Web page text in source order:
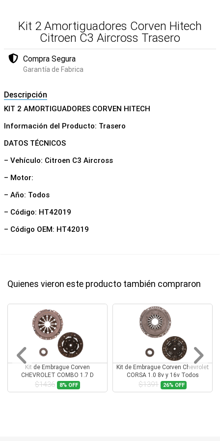
Kit 2 Amortiguadores Corven Hitech
Citroen C3 Aircross Trasero
Compra Segura
Garantía de Fabrica
Descripción
KIT 2 AMORTIGUADORES CORVEN HITECH
Información del Producto: Trasero
DATOS TÉCNICOS
– Vehículo: Citroen C3 Aircross
– Motor:
– Año: Todos
– Código: HT42019
– Código OEM: HT42019
Quienes vieron este producto también compraron
Kit de Embrague Corven
CHEVROLET COMBO 1.7 D
$1436 8% OFF
Kit de Embrague Corven Chevrolet
CORSA 1.0 8v y 16v Todos
$1391 26% OFF